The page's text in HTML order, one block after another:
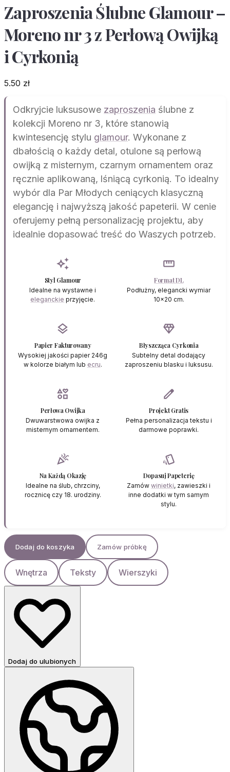
Zaproszenia Ślubne Glamour –
Moreno nr 3 z Perłową Owijką
i Cyrkonią
5.50 zł
Odkryjcie luksusowe zaproszenia ślubne z
kolekcji Moreno nr 3, które stanowią
kwintesencję stylu glamour. Wykonane z
dbałością o każdy detal, otulone są perłową
owijką z misternym, czarnym ornamentem oraz
ręcznie aplikowaną, lśniącą cyrkonią. To idealny
wybór dla Par Młodych ceniących klasyczną
elegancję i najwyższą jakość papeterii. W cenie
oferujemy pełną personalizację projektu, aby
idealnie dopasować treść do Waszych potrzeb.
auto_awesome
Styl Glamour
Idealne na wystawne i
eleganckie przyjęcie.
straighten
Format DL
Podłużny, elegancki wymiar
10x20 cm.
layers
Papier Fakturowany
Wysokiej jakości papier 246g
w kolorze białym lub ecru.
diamond
Błyszcząca Cyrkonia
Subtelny detal dodający
zaproszeniu blasku i luksusu.
interests
Perłowa Owijka
Dwuwarstwowa owijka z
misternym ornamentem.
edit
Projekt Gratis
Pełna personalizacja tekstu i
darmowe poprawki.
celebration
Na Każdą Okazję
Idealne na ślub, chrzciny,
rocznicę czy 18. urodziny.
style
Dopasuj Papeterię
Zamówwinietki, zawieszki i
inne dodatki w tym samym
stylu.
Dodaj do koszyka Zamów próbkę
Wnętrza Teksty Wierszyki
Dodaj do ulubionych